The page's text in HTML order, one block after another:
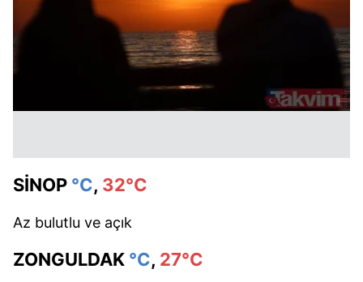
SİNOP °C, 32°C
Az bulutlu ve açık
ZONGULDAK °C, 27°C